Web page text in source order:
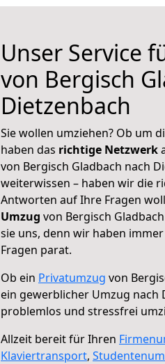
Unser Service
von Bergisch
Dietzenbach
Sie wollen umziehen? Ob um
haben das richtige Netzwerk
von Bergisch Gladbach nach
weiterwissen – haben wir die
Antworten auf Ihre Fragen
Umzug von Bergisch
sie uns, denn wir haben
Fragen parat.
Ob ein Privatumzug von
ein gewerblicher Umzug nach
problemlos und stressfrei
Allzeit bereit für Ihren
Klaviertransport,